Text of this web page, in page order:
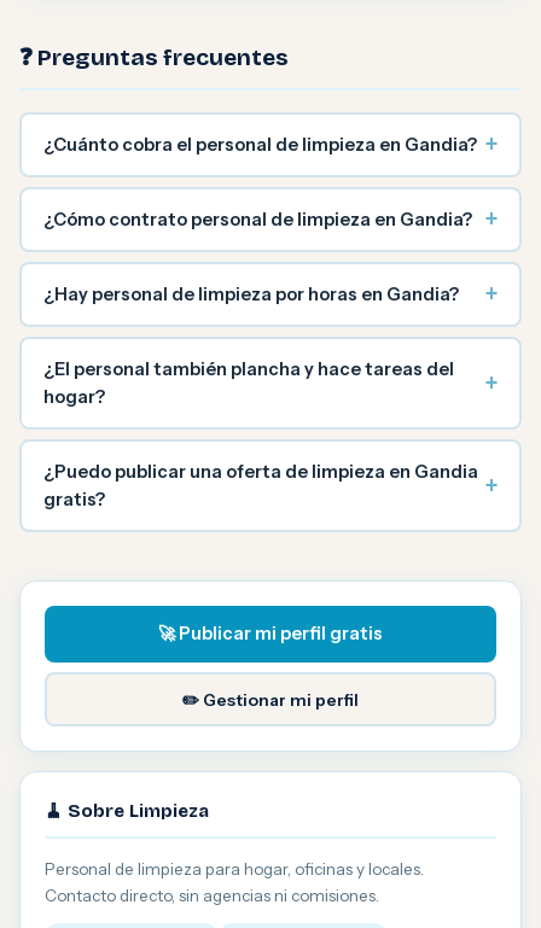
❓ Preguntas frecuentes
¿Cuánto cobra el personal de limpieza en Gandia? +
¿Cómo contrato personal de limpieza en Gandia? +
¿Hay personal de limpieza por horas en Gandia? +
¿El personal también plancha y hace tareas del
hogar?
+
¿Puedo publicar una oferta de limpieza en Gandia
gratis?
+
🚀 Publicar mi perfil gratis
✏️ Gestionar mi perfil
🧹 Sobre Limpieza
Personal de limpieza para hogar, oficinas y locales.
Contacto directo, sin agencias ni comisiones.